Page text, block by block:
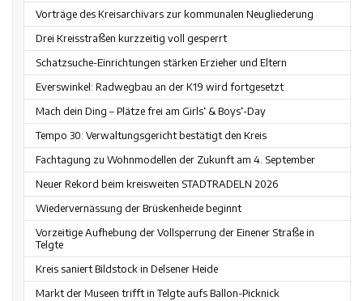
Vorträge des Kreisarchivars zur kommunalen Neugliederung
Drei Kreisstraßen kurzzeitig voll gesperrt
Schatzsuche-Einrichtungen stärken Erzieher und Eltern
Everswinkel: Radwegbau an der K19 wird fortgesetzt
Mach dein Ding – Plätze frei am Girls‘ & Boys‘-Day
Tempo 30: Verwaltungsgericht bestätigt den Kreis
Fachtagung zu Wohnmodellen der Zukunft am 4. September
Neuer Rekord beim kreisweiten STADTRADELN 2026
Wiedervernässung der Brüskenheide beginnt
Vorzeitige Aufhebung der Vollsperrung der Einener Straße in
Telgte
Kreis saniert Bildstock in Delsener Heide
Markt der Museen trifft in Telgte aufs Ballon-Picknick